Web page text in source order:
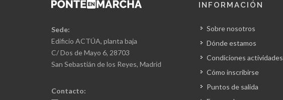
Sede:
Edificio ACTÚA, planta baja
C/ Dos de Mayo 6, 28703
San Sebastián de los Reyes, Madrid
Contacto:
INFORMACIÓN
Sobre nosotros
Dónde estamos
Condiciones actividades
Cómo inscribirse
Puntos de salida